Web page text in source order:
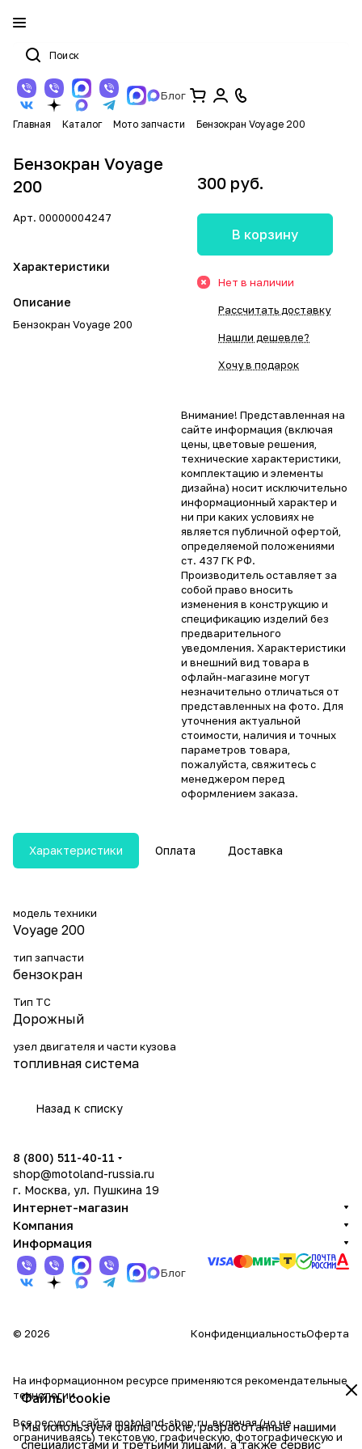
Блог
Главная Каталог Мото запчасти Бензокран Voyage 200
Бензокран Voyage
200
Арт. 00000004247
Характеристики
Описание
Бензокран Voyage 200
300 руб.
В корзину
Нет в наличии
Рассчитать доставку
Нашли дешевле?
Хочу в подарок
Внимание! Представленная на
сайте информация (включая
цены, цветовые решения,
технические характеристики,
комплектацию и элементы
дизайна) носит исключительно
информационный характер и
ни при каких условиях не
является публичной офертой,
определяемой положениями
ст. 437 ГК РФ.
Производитель оставляет за
собой право вносить
изменения в конструкцию и
спецификацию изделий без
предварительного
уведомления. Характеристики
и внешний вид товара в
офлайн-магазине могут
незначительно отличаться от
представленных на фото. Для
уточнения актуальной
стоимости, наличия и точных
параметров товара,
пожалуйста, свяжитесь с
менеджером перед
оформлением заказа.
Характеристики Оплата Доставка
модель техники
Voyage 200
тип запчасти
бензокран
Тип ТС
Дорожный
узел двигателя и части кузова
топливная система
Назад к списку
Файлы cookie
Мы используем файлы cookie, разработанные нашими
специалистами и третьими лицами, а также сервис
8 (800) 511-40-11
shop@motoland-russia.ru
г. Москва, ул. Пушкина 19
Интернет-магазин
Компания
Информация
Блог
© 2026 КонфиденциальностьОферта
На информационном ресурсе применяются рекомендательные
технологии.
Все ресурсы сайта motoland-shop.ru, включая (но не
ограничиваясь) текстовую, графическую, фотографическую и